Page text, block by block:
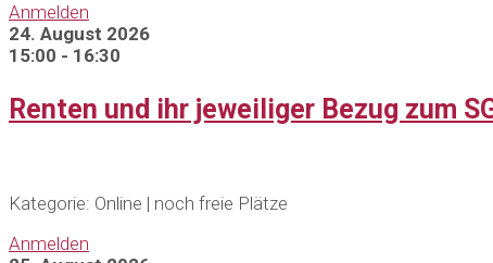
Anmelden
24. August 2026
15:00 - 16:30
Renten und ihr jeweiliger Bezug zum
Kategorie: Online | noch freie Plätze
Anmelden